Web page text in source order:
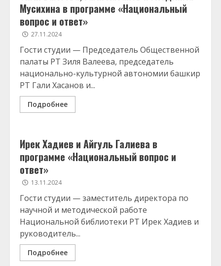
Мусихина в программе «Национальный
вопрос и ответ»
27.11.2024
Гости студии — Председатель Общественной
палаты РТ Зиля Валеева, председатель
национально-культурной автономии башкир
РТ Гали Хасанов и...
Подробнее
Ирек Хадиев и Айгуль Галиева в
программе «Национальный вопрос и
ответ»
13.11.2024
Гости студии — заместитель директора по
научной и методической работе
Национальной библиотеки РТ Ирек Хадиев и
руководитель...
Подробнее